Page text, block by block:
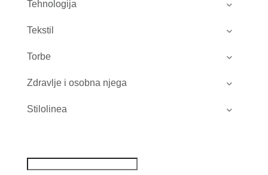
Tehnologija
Tekstil
Torbe
Zdravlje i osobna njega
Stilolinea